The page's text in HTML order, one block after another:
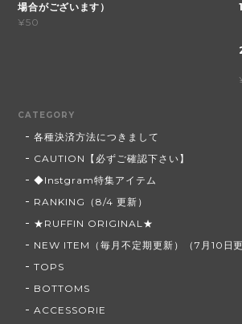
場合がございます）
¥50
CATEGORY
各種決済方法につきまして
CAUTION【必ずご確認下さい】
◆Instgram特集アイテム
RANKING（8/4 更新）
★RUFFIN ORIGINAL★
NEW ITEM（毎月不定期更新）（7月10日更
TOPS
BOTTOMS
ACCESSORIE